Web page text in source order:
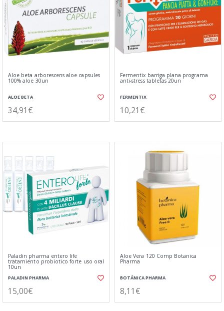
Aloe beta arborescens aloe capsules
100% aloe 30un
ALOE BETA
34,91€
Fermentix barriga plana programa
anti-stress tabletas 20un
FERMENTIX
10,21€
Paladin pharma entero life
tratamiento probiotico forte uso oral
10un
PALADIN PHARMA
15,00€
Aloe Vera 120 Comp Botanica
Pharma
BOTÁNICA PHARMA
8,11€